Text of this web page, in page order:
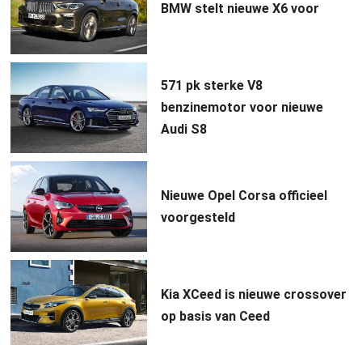
BMW stelt nieuwe X6 voor
571 pk sterke V8
benzinemotor voor nieuwe
Audi S8
Nieuwe Opel Corsa officieel
voorgesteld
Kia XCeed is nieuwe crossover
op basis van Ceed